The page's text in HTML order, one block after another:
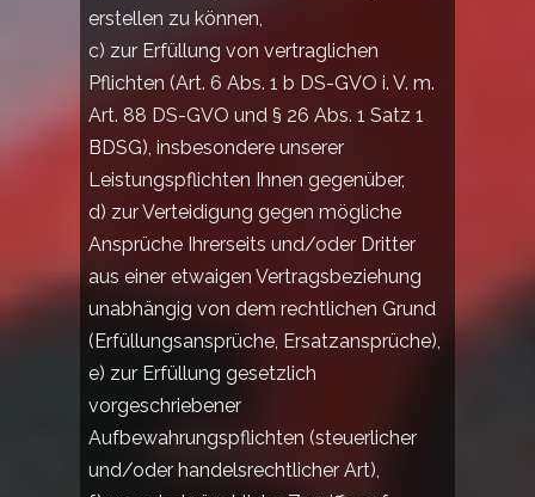
erstellen zu können,
c) zur Erfüllung von vertraglichen
Pflichten (Art. 6 Abs. 1 b DS-GVO i. V. m.
Art. 88 DS-GVO und § 26 Abs. 1 Satz 1
BDSG), insbesondere unserer
Leistungspflichten Ihnen gegenüber,
d) zur Verteidigung gegen mögliche
Ansprüche Ihrerseits und/oder Dritter
aus einer etwaigen Vertragsbeziehung
unabhängig von dem rechtlichen Grund
(Erfüllungsansprüche, Ersatzansprüche),
e) zur Erfüllung gesetzlich
vorgeschriebener
Aufbewahrungspflichten (steuerlicher
und/oder handelsrechtlicher Art),